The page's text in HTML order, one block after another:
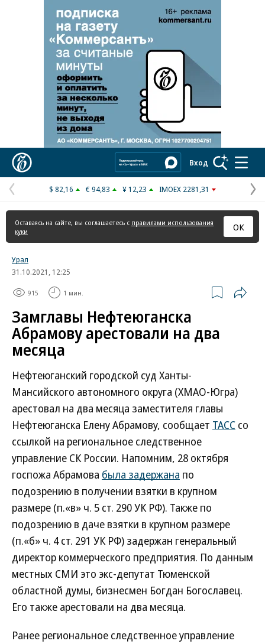
Реклама в «Ъ» www.kommersant.ru/ad
Вход
Предыдущая
страница
$ 82,16 € 94,83 ¥ 12,23 IMOEX 2281,31
Оставаясь на сайте, вы соглашаетесь с правилами использования
куки
ОК
Урал
31.10.2021, 12:25
915 1 мин.
Замглавы Нефтеюганска
Абрамову арестовали на два
месяца
Нефтеюганский городской суд Ханты-
Мансийского автономного округа (ХМАО-Югра)
арестовал на два месяца заместителя главы
Нефтеюганска Елену Абрамову, сообщает ТАСС со
ссылкой на региональное следственное
управление СК России. Напомним, 28 октября
госпожа Абрамова была задержана по
подозрению в получении взятки в крупном
размере (п.«в» ч. 5 ст. 290 УК РФ). Также по
подозрению в даче взятки в крупном размере
(п.«б» ч. 4 ст. 291 УК РФ) задержан генеральный
директор коммерческого предприятия. По данным
местных СМИ это экс-депутат Тюменской
областной думы, бизнесмен Богдан Богославец.
Его также арестовали на два месяца.
Ранее региональное следственное управление